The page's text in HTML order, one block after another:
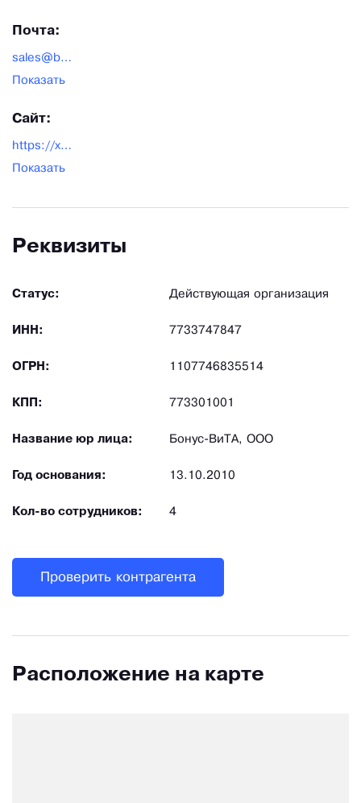
Почта:
sales@bonus-vita.com
Показать
Сайт:
https://xn----7sbbfcqfo2cfcafdeligxl0qh.xn--p1ai/
Показать
Реквизиты
Статус: Действующая организация
ИНН: 7733747847
ОГРН: 1107746835514
КПП: 773301001
Название юр лица: Бонус-ВиТА, ООО
Год основания: 13.10.2010
Кол-во сотрудников: 4
Проверить контрагента
Расположение на карте